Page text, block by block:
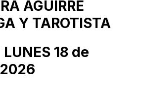
AGUIRRE
Y TAROTISTA
LUNES 18 de